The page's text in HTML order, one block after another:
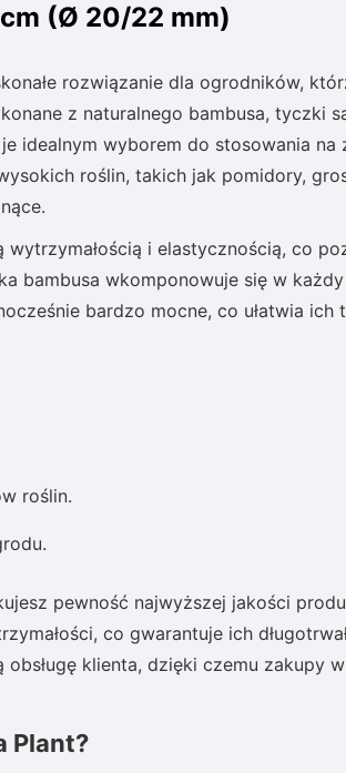
(Ø 20/22 mm)
rozwiązanie dla ogrodników,
z naturalnego bambusa, tyczki
idealnym wyborem do stosowania na
roślin, takich jak pomidory,
i elastycznością, co
bambusa wkomponowuje się w
bardzo mocne, co ułatwia ich
roślin.
pewność najwyższej jakości
co gwarantuje ich
klienta, dzięki czemu zakupy
Plant?